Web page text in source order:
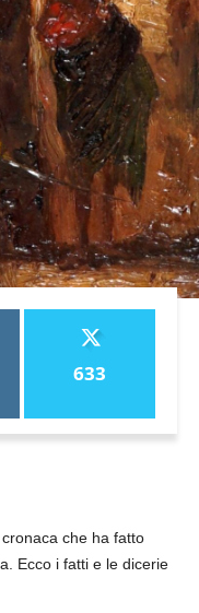
633
che ha fatto
Ecco i fatti e le dicerie